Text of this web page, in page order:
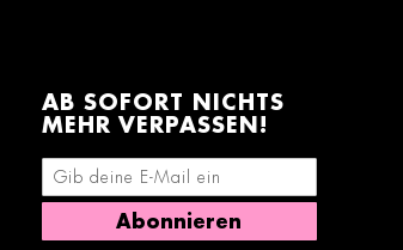
AB SOFORT NICHTS
MEHR VERPASSEN!
E-Mail-Adresse eingeben
Abonnieren